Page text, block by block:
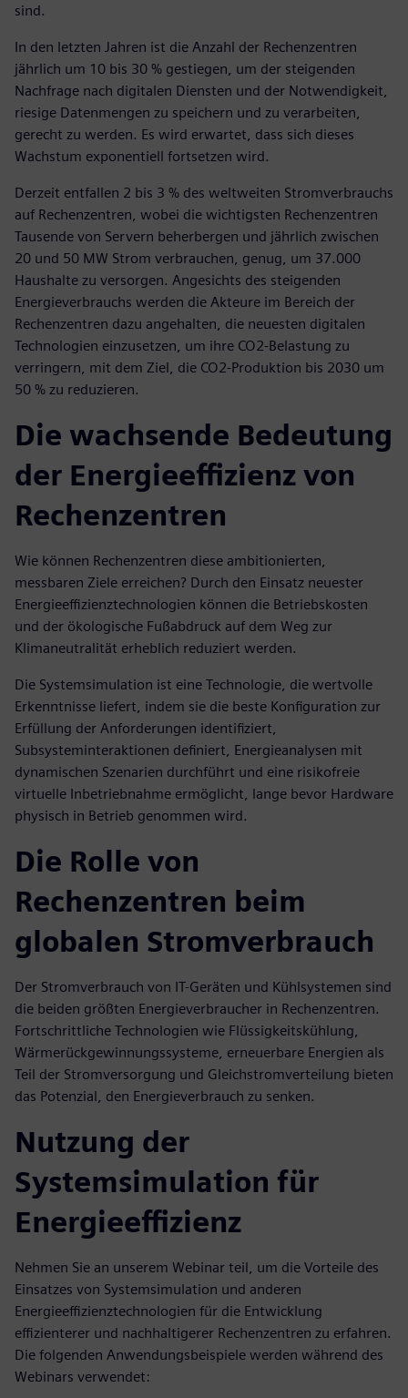
sind.
In den letzten Jahren ist die Anzahl der Rechenzentren
jährlich um 10 bis 30 % gestiegen, um der steigenden
Nachfrage nach digitalen Diensten und der Notwendigkeit,
riesige Datenmengen zu speichern und zu verarbeiten,
gerecht zu werden. Es wird erwartet, dass sich dieses
Wachstum exponentiell fortsetzen wird.
Derzeit entfallen 2 bis 3 % des weltweiten Stromverbrauchs
auf Rechenzentren, wobei die wichtigsten Rechenzentren
Tausende von Servern beherbergen und jährlich zwischen
20 und 50 MW Strom verbrauchen, genug, um 37.000
Haushalte zu versorgen. Angesichts des steigenden
Energieverbrauchs werden die Akteure im Bereich der
Rechenzentren dazu angehalten, die neuesten digitalen
Technologien einzusetzen, um ihre CO2-Belastung zu
verringern, mit dem Ziel, die CO2-Produktion bis 2030 um
50 % zu reduzieren.
Die wachsende Bedeutung
der Energieeffizienz von
Rechenzentren
Wie können Rechenzentren diese ambitionierten,
messbaren Ziele erreichen? Durch den Einsatz neuester
Energieeffizienztechnologien können die Betriebskosten
und der ökologische Fußabdruck auf dem Weg zur
Klimaneutralität erheblich reduziert werden.
Die Systemsimulation ist eine Technologie, die wertvolle
Erkenntnisse liefert, indem sie die beste Konfiguration zur
Erfüllung der Anforderungen identifiziert,
Subsysteminteraktionen definiert, Energieanalysen mit
dynamischen Szenarien durchführt und eine risikofreie
virtuelle Inbetriebnahme ermöglicht, lange bevor Hardware
physisch in Betrieb genommen wird.
Die Rolle von
Rechenzentren beim
globalen Stromverbrauch
Der Stromverbrauch von IT-Geräten und Kühlsystemen sind
die beiden größten Energieverbraucher in Rechenzentren.
Fortschrittliche Technologien wie Flüssigkeitskühlung,
Wärmerückgewinnungssysteme, erneuerbare Energien als
Teil der Stromversorgung und Gleichstromverteilung bieten
das Potenzial, den Energieverbrauch zu senken.
Nutzung der
Systemsimulation für
Energieeffizienz
Nehmen Sie an unserem Webinar teil, um die Vorteile des
Einsatzes von Systemsimulation und anderen
Energieeffizienztechnologien für die Entwicklung
effizienterer und nachhaltigerer Rechenzentren zu erfahren.
Die folgenden Anwendungsbeispiele werden während des
Webinars verwendet: